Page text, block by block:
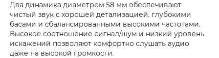
Два динамика диаметром 58 мм обеспечивают
чистый звук с хорошей детализацией, глубокими
басами и сбалансированными высокими частотами.
Высокое соотношение сигнал/шум и низкий уровень
искажений позволяют комфортно слушать аудио
даже на высокой громкости.